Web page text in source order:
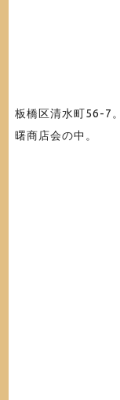
板橋区清水町56-7 。
曙商店会の中。